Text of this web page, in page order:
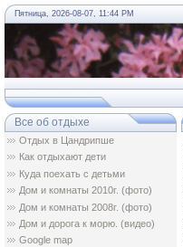
Пятница, 2026-08-07, 11:44 PM
Все об отдыхе
Отдых в Цандрипше
Как отдыхают дети
Куда поехать с детьми
Дом и комнаты 2010г. (фото)
Дом и комнаты 2008г. (фото)
Дом и дорога к морю. (видео)
Google map